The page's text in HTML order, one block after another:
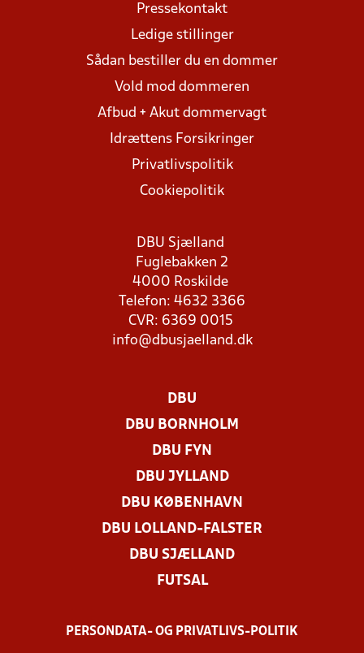
Pressekontakt
Ledige stillinger
Sådan bestiller du en dommer
Vold mod dommeren
Afbud + Akut dommervagt
Idrættens Forsikringer
Privatlivspolitik
Cookiepolitik
DBU Sjælland
Fuglebakken 2
4000 Roskilde
Telefon: 4632 3366
CVR: 6369 0015
info@dbusjaelland.dk
DBU
DBU BORNHOLM
DBU FYN
DBU JYLLAND
DBU KØBENHAVN
DBU LOLLAND-FALSTER
DBU SJÆLLAND
FUTSAL
PERSONDATA- OG PRIVATLIVS-POLITIK